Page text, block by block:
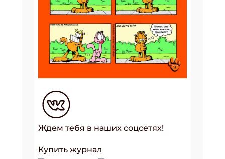
Ждем тебя в наших соцсетях!
Купить журнал